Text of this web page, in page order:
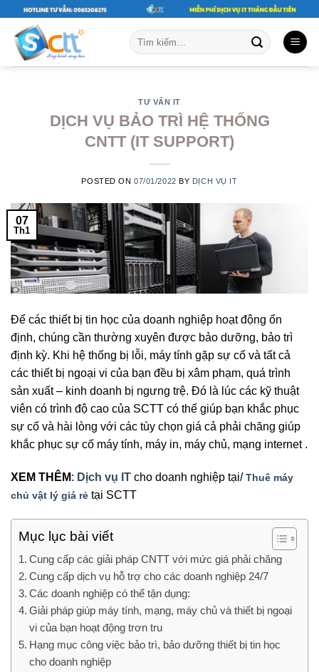
content
Tìm
kiếm:
TƯ VẤN IT
DỊCH VỤ BẢO TRÌ HỆ THỐNG
CNTT (IT SUPPORT)
POSTED ON07/01/2022 BY DỊCH VỤ IT
07
Th1
Để các thiết bị tin học của doanh nghiệp hoạt động ổn
định, chúng cần thường xuyên được bảo dưỡng, bảo trì
định kỳ. Khi hệ thống bị lỗi, máy tính gặp sự cố và tất cả
các thiết bị ngoại vi của bạn đều bị xâm phạm, quá trình
sản xuất – kinh doanh bị ngưng trệ. Đó là lúc các kỹ thuật
viên có trình độ cao của SCTT có thể giúp bạn khắc phục
sự cố và hài lòng với các tùy chọn giá cả phải chăng giúp
khắc phục sự cố máy tính, máy in, máy chủ, mạng internet .
XEM THÊM: Dịch vụ IT cho doanh nghiệp tại/Thuê máy
chủ vật lý giá rẻ tại SCTT
Mục lục bài viết
Cung cấp các giải pháp CNTT với mức giá phải chăng
Cung cấp dịch vụ hỗ trợ cho các doanh nghiệp 24/7
Các doanh nghiệp có thể tận dụng:
Giải pháp giúp máy tính, mạng, máy chủ và thiết bị ngoại
vi của bạn hoạt động trơn tru
Hạng mục công việc bảo trì, bảo dưỡng thiết bị tin học
cho doanh nghiệp